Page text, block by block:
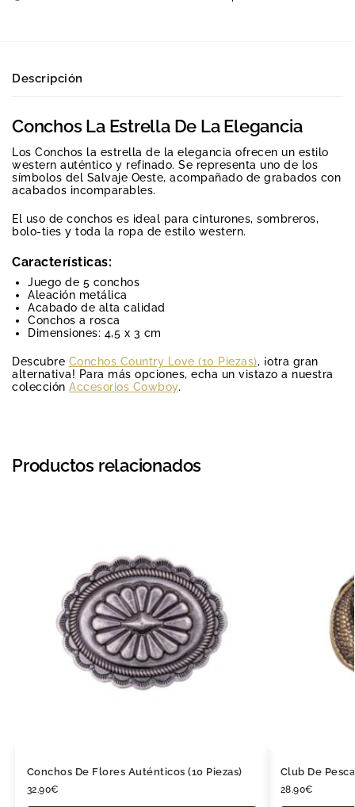
Descripción
Conchos La Estrella De La Elegancia
Los Conchos la estrella de la elegancia ofrecen un estilo
western auténtico y refinado. Se representa uno de los
símbolos del Salvaje Oeste, acompañado de grabados con
acabados incomparables.
El uso de conchos es ideal para cinturones, sombreros,
bolo-ties y toda la ropa de estilo western.
Características:
Juego de 5 conchos
Aleación metálica
Acabado de alta calidad
Conchos a rosca
Dimensiones: 4,5 x 3 cm
Descubre Conchos Country Love (10 Piezas), ¡otra gran
alternativa! Para más opciones, echa un vistazo a nuestra
colección Accesorios Cowboy.
Productos relacionados
Conchos De Flores Auténticos (10 Piezas)
32.90€
Club De
28.90€